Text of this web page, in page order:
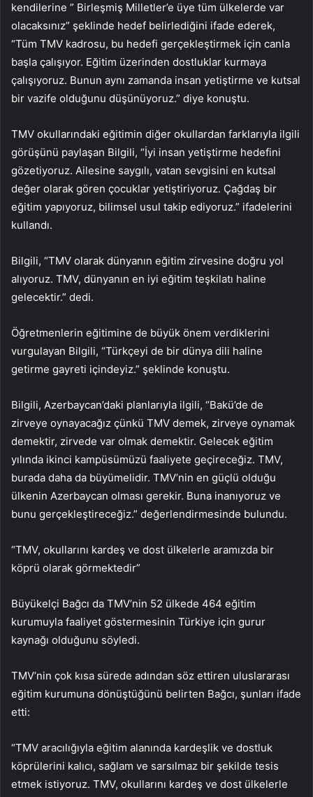
kendilerine ” Birleşmiş Milletler’e üye tüm ülkelerde var
olacaksınız” şeklinde hedef belirlediğini ifade ederek,
“Tüm TMV kadrosu, bu hedefi gerçekleştirmek için canla
başla çalışıyor. Eğitim üzerinden dostluklar kurmaya
çalışıyoruz. Bunun aynı zamanda insan yetiştirme ve kutsal
bir vazife olduğunu düşünüyoruz.” diye konuştu.
TMV okullarındaki eğitimin diğer okullardan farklarıyla ilgili
görüşünü paylaşan Bilgili, “İyi insan yetiştirme hedefini
gözetiyoruz. Ailesine saygılı, vatan sevgisini en kutsal
değer olarak gören çocuklar yetiştiriyoruz. Çağdaş bir
eğitim yapıyoruz, bilimsel usul takip ediyoruz.” ifadelerini
kullandı.
Bilgili, “TMV olarak dünyanın eğitim zirvesine doğru yol
alıyoruz. TMV, dünyanın en iyi eğitim teşkilatı haline
gelecektir.” dedi.
Öğretmenlerin eğitimine de büyük önem verdiklerini
vurgulayan Bilgili, “Türkçeyi de bir dünya dili haline
getirme gayreti içindeyiz.” şeklinde konuştu.
Bilgili, Azerbaycan’daki planlarıyla ilgili, “Bakü’de de
zirveye oynayacağız çünkü TMV demek, zirveye oynamak
demektir, zirvede var olmak demektir. Gelecek eğitim
yılında ikinci kampüsümüzü faaliyete geçireceğiz. TMV,
burada daha da büyümelidir. TMV’nin en güçlü olduğu
ülkenin Azerbaycan olması gerekir. Buna inanıyoruz ve
bunu gerçekleştireceğiz.” değerlendirmesinde bulundu.
“TMV, okullarını kardeş ve dost ülkelerle aramızda bir
köprü olarak görmektedir”
Büyükelçi Bağcı da TMV’nin 52 ülkede 464 eğitim
kurumuyla faaliyet göstermesinin Türkiye için gurur
kaynağı olduğunu söyledi.
TMV’nin çok kısa sürede adından söz ettiren uluslararası
eğitim kurumuna dönüştüğünü belirten Bağcı, şunları ifade
etti:
“TMV aracılığıyla eğitim alanında kardeşlik ve dostluk
köprülerini kalıcı, sağlam ve sarsılmaz bir şekilde tesis
etmek istiyoruz. TMV, okullarını kardeş ve dost ülkelerle